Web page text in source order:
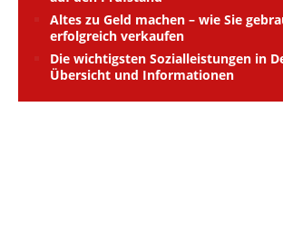
Altes zu Geld machen – wie Sie
erfolgreich verkaufen
Die wichtigsten Sozialleistungen in
Übersicht und Informationen